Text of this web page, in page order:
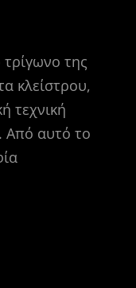
της
κλείστρου,
τεχνική
Από αυτό το